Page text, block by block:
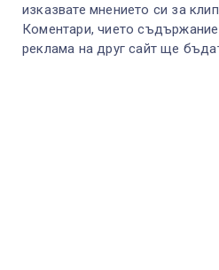
изказвате мнението си за
Коментари, чието
реклама на друг сайт ще